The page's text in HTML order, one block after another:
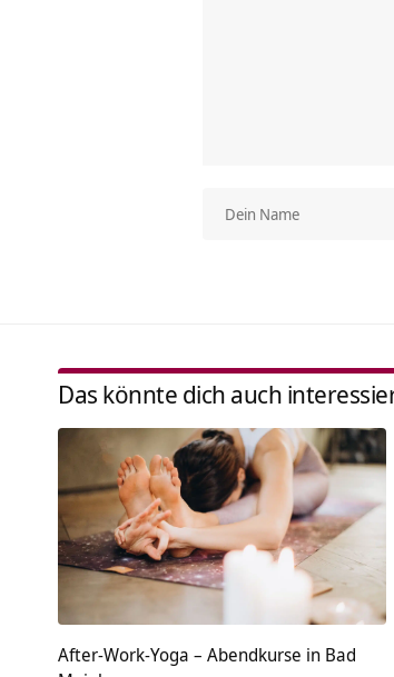
Das könnte dich auch
After-Work-Yoga – Abendkurse in Bad